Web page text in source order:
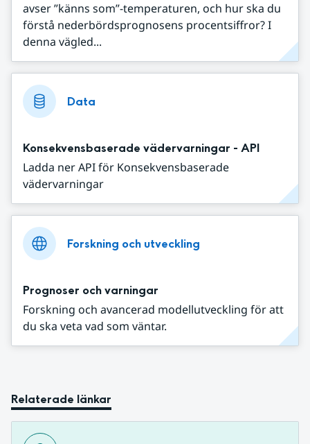
avser ”känns som”-temperaturen, och hur ska du
förstå nederbördsprognosens procentsiffror? I
denna vägled...
Data
Konsekvensbaserade vädervarningar - API
Ladda ner API för Konsekvensbaserade
vädervarningar
Forskning och utveckling
Prognoser och varningar
Forskning och avancerad modellutveckling för att
du ska veta vad som väntar.
Relaterade länkar